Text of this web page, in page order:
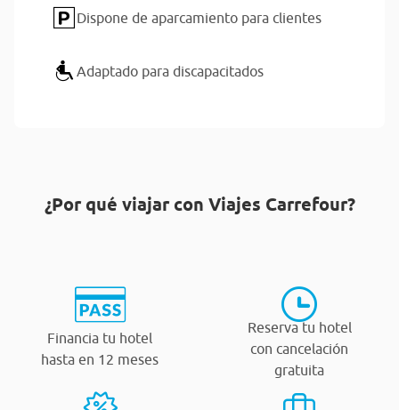
Dispone de aparcamiento para clientes
Adaptado para discapacitados
¿Por qué viajar con Viajes Carrefour?
Financia tu hotel
hasta en 12 meses
Reserva tu hotel
con cancelación
gratuita